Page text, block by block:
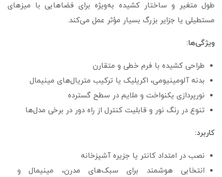
طول متغیر و ساختار کشیده به‌ویژه برای فضاهایی با میزهای
مستطیلی یا جزایر بزرگ بسیار مؤثر عمل می‌کند.
ویژگی‌ها:
طراحی کشیده با فرم خطی و متقارن
بدنه آلومینیومی، اکریلیک یا ترکیب متریال‌های مینیمال
نورپردازی یکنواخت و ملایم در سطح گسترده
تنوع در رنگ نور و قابلیت کنترل از راه دور در برخی مدل‌ها
کاربرد:
نصب در امتداد کانتر یا جزیره آشپزخانه
انتخابی هوشمند برای سبک‌های مدرن، مینیمال و